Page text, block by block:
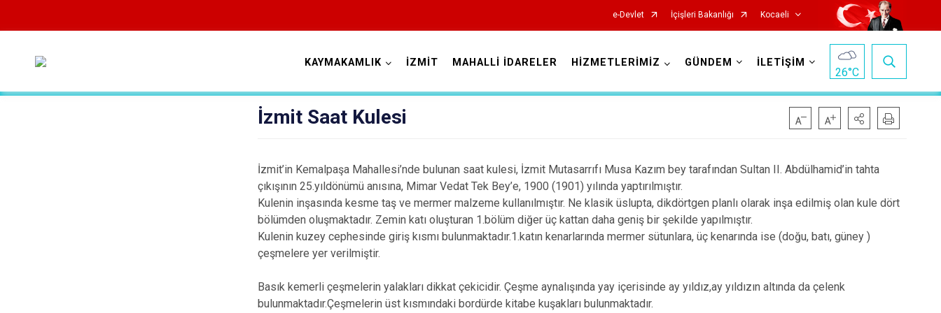
e-Devlet İçişleri Bakanlığı Kocaeli
Gebze
Kandıra
Karamürsel
Başiskele
Çayırova
KAYMAKAMLIK İZMİT MAHALLİ İDARELER HİZMETLERİMİZ GÜNDEM İLETİŞİM
26°C
İzmit Saat Kulesi
İzmit’in Kemalpaşa Mahallesi’nde bulunan saat kulesi, İzmit Mutasarrıfı Musa Kazım bey tarafından Sultan II. Abdülhamid’in tahta
çıkışının 25.yıldönümü anısına, Mimar Vedat Tek Bey’e, 1900 (1901) yılında yaptırılmıştır.
Kulenin inşasında kesme taş ve mermer malzeme kullanılmıştır. Ne klasik üslupta, dikdörtgen planlı olarak inşa edilmiş olan kule dört
bölümden oluşmaktadır. Zemin katı oluşturan 1.bölüm diğer üç kattan daha geniş bir şekilde yapılmıştır.
Kulenin kuzey cephesinde giriş kısmı bulunmaktadır.1.katın kenarlarında mermer sütunlara, üç kenarında ise (doğu, batı, güney )
çeşmelere yer verilmiştir.
Basık kemerli çeşmelerin yalakları dikkat çekicidir. Çeşme aynalışında yay içerisinde ay yıldız,ay yıldızın altında da çelenk
bulunmaktadır.Çeşmelerin üst kısmındaki bordürde kitabe kuşakları bulunmaktadır.